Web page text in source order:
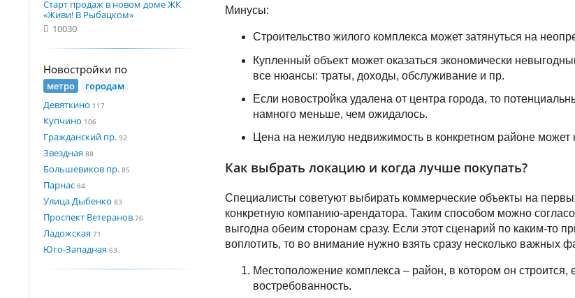
Старт продаж в новом доме ЖК
«Живи! В Рыбацком»
10030
Новостройки по
метро
городам
Девяткино 117
Купчино 106
Гражданский пр. 92
Звездная 88
Большевиков пр. 85
Парнас 84
Улица Дыбенко 83
Проспект Ветеранов 76
Ладожская 71
Юго-Западная 63
Минусы:
Строительство жилого комплекса может затянуться на
Купленный объект может оказаться экономически
все нюансы: траты, доходы, обслуживание и пр.
Если новостройка удалена от центра города, то
намного меньше, чем ожидалось.
Цена на нежилую недвижимость в конкретном районе может
Как выбрать локацию и когда лучше покупать?
Специалисты советуют выбирать коммерческие объекты на
конкретную компанию-арендатора. Таким способом можно
выгодна обеим сторонам сразу. Если этот сценарий по каким-то
воплотить, то во внимание нужно взять сразу несколько важных
Местоположение комплекса – район, в котором он строится,
востребованность.